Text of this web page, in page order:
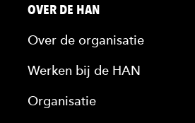
OVER DE HAN
Over de organisatie
Werken bij de HAN
Organisatie